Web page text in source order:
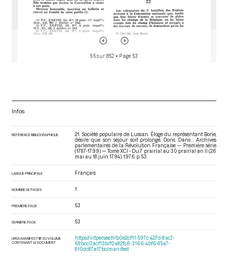
55 sur 852 • Page 53
Infos
RÉFÉRENCE BIBLIOGRAPHIQUE
21. Société populaire de Lussan. Éloge du représentant Borie,
désire que son séjour soit prolongé. Dons. Dans : Archives
parlementaires de la Révolution Française — Première série
(1787-1799) — Tome XCI - Du 7 prairial au 30 prairial an II (26
mai au 18 juin 1794) . 1976. p. 53.
LANGUE PRINCIPALE Français
NOMBRE DE PAGES 1
PREMIÈRE PAGE 53
DERNIÈRE PAGE 53
URI DU MANIFEST IIIF DU VOLUME
CONTENANT LE DOCUMENT
https://iiif.persee.fr/b0e2cf11-597c-427d-8ac7-
68bcc0acf13b/f0a82fc6-3166-4bf6-85a7-
810dc87a17bc/manifest